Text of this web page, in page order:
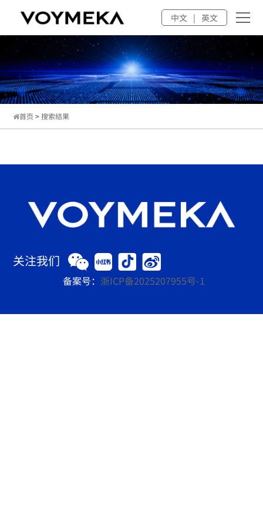
中文 | 英文
首页 >搜索结果
关注我们
备案号： 浙ICP备2025207955号-1